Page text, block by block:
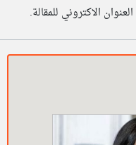
الاكتروني للمقالة.